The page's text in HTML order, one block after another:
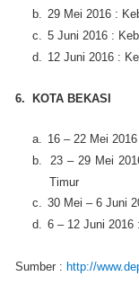
b.
29 Mei 2016 :
c.
5 Juni 2016 :
d.
12 Juni 2016 :
6. KOTA BEKASI
a.
16 – 22 Mei
b.
23 – 29 Mei
Timur
c.
30 Mei – 6 Juni
d.
6 – 12 Juni 2016
Sumber : http://